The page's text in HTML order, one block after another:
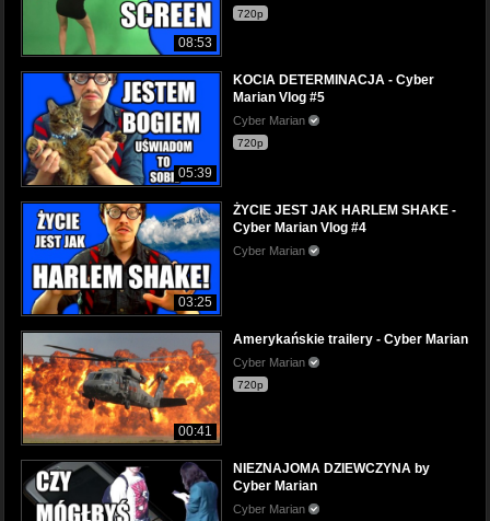
08:53
720p
05:39
KOCIA DETERMINACJA - Cyber
Marian Vlog #5
Cyber Marian
720p
03:25
ŻYCIE JEST JAK HARLEM SHAKE -
Cyber Marian Vlog #4
Cyber Marian
00:41
Amerykańskie trailery - Cyber Marian
Cyber Marian
720p
NIEZNAJOMA DZIEWCZYNA by
Cyber Marian
Cyber Marian